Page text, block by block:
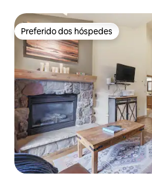
Preferido dos hóspedes
Preferido dos hóspedes